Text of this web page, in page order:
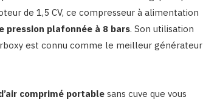
de 1,5 CV, ce compresseur à alimentation
pression plafonnée à 8 bars. Son utilisation
est connu comme le meilleur générateur
comprimé portablesans cuve que vous